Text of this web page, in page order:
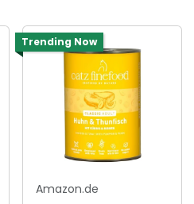
Trending Now
Amazon.de